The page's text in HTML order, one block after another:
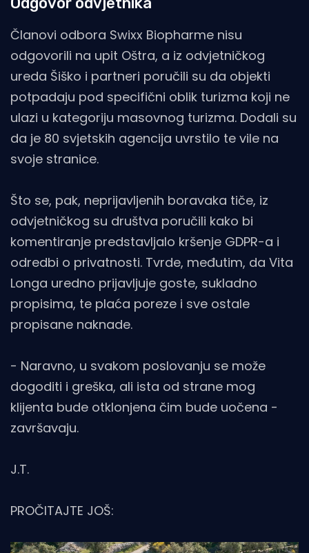
Članovi odbora Swixx Biopharme nisu
odgovorili na upit Oštra, a iz odvjetničkog
ureda Šiško i partneri poručili su da objekti
potpadaju pod specifični oblik turizma koji ne
ulazi u kategoriju masovnog turizma. Dodali su
da je 80 svjetskih agencija uvrstilo te vile na
svoje stranice.
Što se, pak, neprijavljenih boravaka tiče, iz
odvjetničkog su društva poručili kako bi
komentiranje predstavljalo kršenje GDPR-a i
odredbi o privatnosti. Tvrde, međutim, da Vita
Longa uredno prijavljuje goste, sukladno
propisima, te plaća poreze i sve ostale
propisane naknade.
- Naravno, u svakom poslovanju se može
dogoditi i greška, ali ista od strane mog
klijenta bude otklonjena čim bude uočena -
završavaju.
J.T.
PROČITAJTE JOŠ: